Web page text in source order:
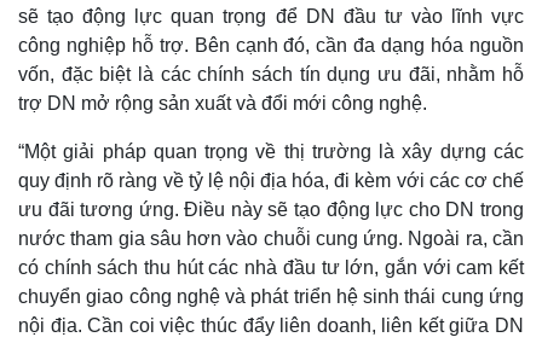
Chứng khoán
Giá cà phê
sẽ tạo động lực quan trọng để DN đầu tư vào lĩnh vực
công nghiệp hỗ trợ. Bên cạnh đó, cần đa dạng hóa nguồn
vốn, đặc biệt là các chính sách tín dụng ưu đãi, nhằm hỗ
trợ DN mở rộng sản xuất và đổi mới công nghệ.
“Một giải pháp quan trọng về thị trường là xây dựng các
quy định rõ ràng về tỷ lệ nội địa hóa, đi kèm với các cơ chế
ưu đãi tương ứng. Điều này sẽ tạo động lực cho DN trong
nước tham gia sâu hơn vào chuỗi cung ứng. Ngoài ra, cần
có chính sách thu hút các nhà đầu tư lớn, gắn với cam kết
chuyển giao công nghệ và phát triển hệ sinh thái cung ứng
nội địa. Cần coi việc thúc đẩy liên doanh, liên kết giữa DN